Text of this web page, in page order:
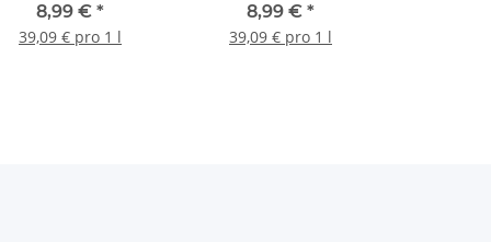
8,99 € *
39,09 € pro 1 l
8,99 € *
39,09 € pro 1 l